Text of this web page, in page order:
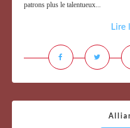
patrons plus le talentueux...
Lire